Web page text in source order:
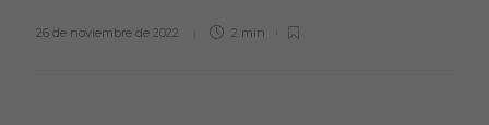
26 de noviembre de 2022 2 min